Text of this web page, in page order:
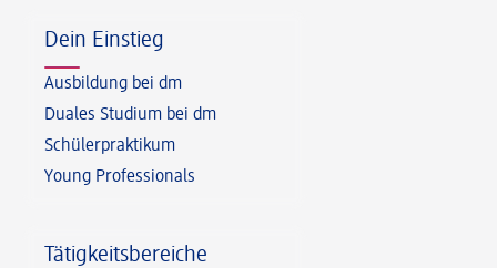
Dein Einstieg
Ausbildung bei dm
Duales Studium bei dm
Schülerpraktikum
Young Professionals
Tätigkeitsbereiche